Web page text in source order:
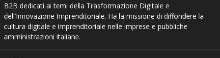
B2B dedicati ai temi della Trasformazione Digitale e
dell’Innovazione Imprenditoriale. Ha la missione di diffondere la
cultura digitale e imprenditoriale nelle imprese e pubbliche
amministrazioni italiane.